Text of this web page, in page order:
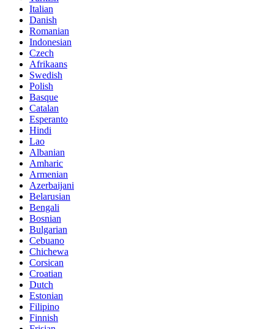
Italian
Danish
Romanian
Indonesian
Czech
Afrikaans
Swedish
Polish
Basque
Catalan
Esperanto
Hindi
Lao
Albanian
Amharic
Armenian
Azerbaijani
Belarusian
Bengali
Bosnian
Bulgarian
Cebuano
Chichewa
Corsican
Croatian
Dutch
Estonian
Filipino
Finnish